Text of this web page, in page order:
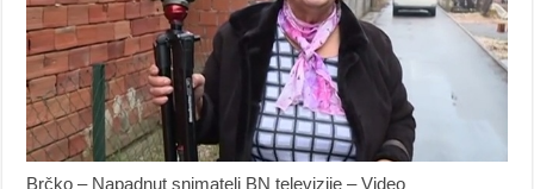
Brčko – Napadnut snimatelj BN televizije – Video